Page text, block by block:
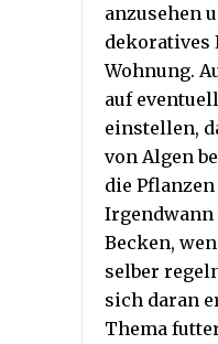
anzusehen
dekoratives
Wohnung.
auf
einstellen,
von Algen
die
Becken,
selber
sich daran
Thema